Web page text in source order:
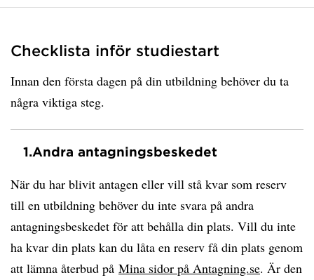
Checklista inför studiestart
Innan den första dagen på din utbildning behöver du ta
några viktiga steg.
1.Andra antagningsbeskedet
När du har blivit antagen eller vill stå kvar som reserv
till en utbildning behöver du inte svara på andra
antagningsbeskedet för att behålla din plats. Vill du inte
ha kvar din plats kan du låta en reserv få din plats genom
att lämna återbud på Mina sidor på Antagning.se. Är den